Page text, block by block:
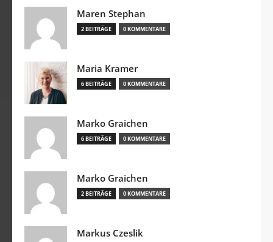
Maren Stephan
2 BEITRÄGE 0 KOMMENTARE
Maria Kramer
6 BEITRÄGE 0 KOMMENTARE
Marko Graichen
6 BEITRÄGE 0 KOMMENTARE
Marko Graichen
2 BEITRÄGE 0 KOMMENTARE
Markus Czeslik